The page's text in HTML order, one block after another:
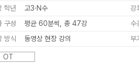
학년 고3·N수 강
구성
평균 60분씩, 총 47강 수
방식
동영상 현장 강의 부
OT